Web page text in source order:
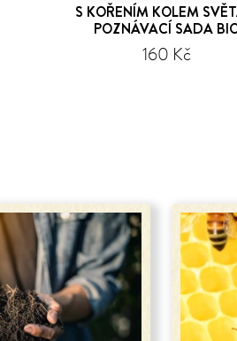
S KOŘENÍM KOLEM
POZNÁVACÍ SADA
160 Kč